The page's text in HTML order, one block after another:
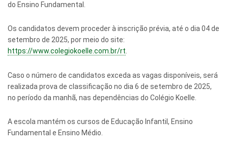
do Ensino Fundamental.
Os candidatos devem proceder à inscrição prévia, até o dia 04 de
setembro de 2025, por meio do site:
https://www.colegiokoelle.com.br/rt.
Caso o número de candidatos exceda as vagas disponíveis, será
realizada prova de classificação no dia 6 de setembro de 2025,
no período da manhã, nas dependências do Colégio Koelle.
A escola mantém os cursos de Educação Infantil, Ensino
Fundamental e Ensino Médio.